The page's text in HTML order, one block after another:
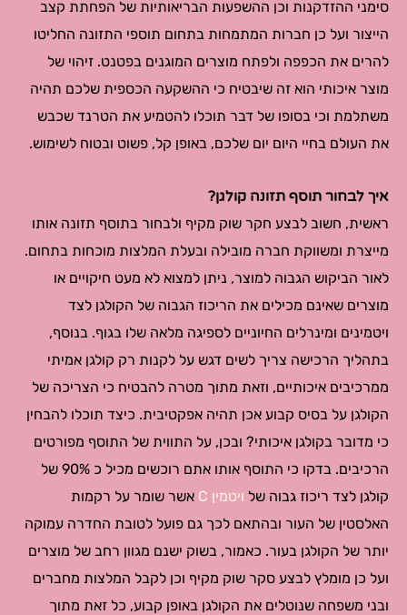
סימני ההזדקנות וכן ההשפעות הבריאותיות של הפחתת קצב
הייצור ועל כן חברות המתמחות בתחום תוספי התזונה החליטו
להרים את הכפפה ולפתח מוצרים המוגנים בפטנט. זיהוי של
מוצר איכותי הוא זה שיבטיח כי ההשקעה הכספית שלכם תהיה
משתלמת וכי בסופו של דבר תוכלו להטמיע את הטרנד שכבש
את העולם בחיי היום יום שלכם, באופן קל, פשוט ובטוח לשימוש.
איך לבחור תוסף תזונה קולגן?
ראשית, חשוב לבצע חקר שוק מקיף ולבחור בתוסף תזונה אותו
מייצרת ומשווקת חברה מובילה ובעלת המלצות מוכחות בתחום.
לאור הביקוש הגבוה למוצר, ניתן למצוא לא מעט חיקויים או
מוצרים שאינם מכילים את הריכוז הגבוה של הקולגן לצד
ויטמינים ומינרלים החיוניים לספיגה מלאה שלו בגוף. בנוסף,
בתהליך הרכישה צריך לשים דגש על לקנות רק קולגן אמיתי
ממרכיבים איכותיים, וזאת מתוך מטרה להבטיח כי הצריכה של
הקולגן על בסיס קבוע אכן תהיה אפקטיבית. כיצד תוכלו להבחין
כי מדובר בקולגן איכותי? ובכן, על התווית של התוסף מפורטים
הרכיבים. בדקו כי התוסף אותו אתם רוכשים מכיל כ 90% של
קולגן לצד ריכוז גבוה של ויטמין C
אשר שומר על רקמות
האלסטין של העור ובהתאם לכך גם פועל לטובת החדרה עמוקה
יותר של הקולגן בעור. כאמור, בשוק ישנם מגוון רחב של מוצרים
ועל כן מומלץ לבצע סקר שוק מקיף וכן לקבל המלצות מחברים
ובני משפחה שנוטלים את הקולגן באופן קבוע, כל זאת מתוך